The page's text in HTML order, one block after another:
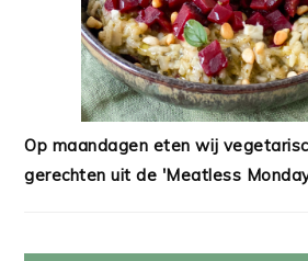
Op maandagen eten wij
gerechten uit de 'Meatless